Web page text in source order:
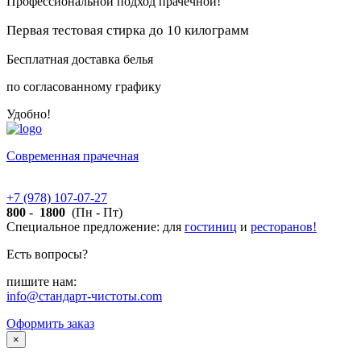
Первая тестовая стирка до 10 килограмм
Бесплатная доставка белья
по согласованному графику
Удобно!
Современная прачечная
+7 (978) 107-07-27
800 - 1800 (Пн - Пт)
Специальное предложение: для гостиниц и ресторанов!
Есть вопросы?
пишите нам:
info@стандарт-чистоты.com
Оформить заказ
×